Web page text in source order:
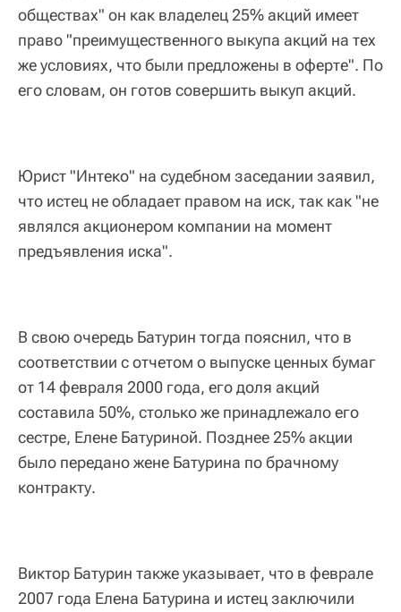
обществах" он как владелец 25% акций имеет
право "преимущественного выкупа акций на тех
же условиях, что были предложены в оферте". По
его словам, он готов совершить выкуп акций.
Юрист "Интеко" на судебном заседании заявил,
что истец не обладает правом на иск, так как "не
являлся акционером компании на момент
предъявления иска".
В свою очередь Батурин тогда пояснил, что в
соответствии с отчетом о выпуске ценных бумаг
от 14 февраля 2000 года, его доля акций
составила 50%, столько же принадлежало его
сестре, Елене Батуриной. Позднее 25% акции
было передано жене Батурина по брачному
контракту.
Виктор Батурин также указывает, что в феврале
2007 года Елена Батурина и истец заключили